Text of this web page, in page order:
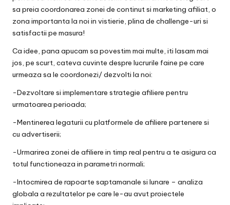
sa preia coordonarea zonei de continut si marketing afiliat, o
zona importanta la noi in vistierie, plina de challenge-uri si
satisfactii pe masura!
Ca idee, pana apucam sa povestim mai multe, iti lasam mai
jos, pe scurt, cateva cuvinte despre lucrurile faine pe care
urmeaza sa le coordonezi/ dezvolti la noi:
-Dezvoltare si implementare strategie afiliere pentru
urmatoarea perioada;
-Mentinerea legaturii cu platformele de afiliere partenere si
cu advertiserii;
-Urmarirea zonei de afiliere in timp real pentru a te asigura ca
totul functioneaza in parametri normali;
-Intocmirea de rapoarte saptamanale si lunare – analiza
globala a rezultatelor pe care le-au avut proiectele